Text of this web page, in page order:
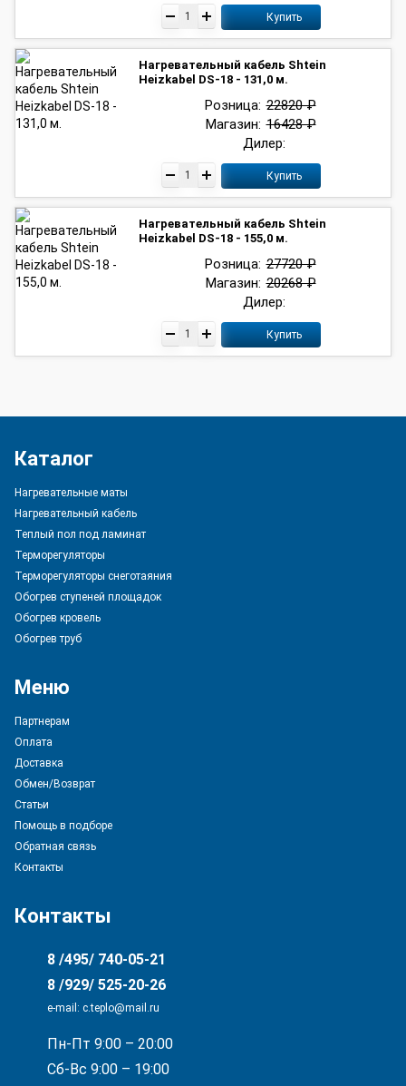
Купить
Нагревательный кабель Shtein
Heizkabel DS-18 - 131,0 м.
Дилер:
Розница: 22820 ₽
Магазин: 16428 ₽
Купить
Нагревательный кабель Shtein
Heizkabel DS-18 - 155,0 м.
Дилер:
Розница: 27720 ₽
Магазин: 20268 ₽
Купить
Каталог
Нагревательные маты
Нагревательный кабель
Теплый пол под ламинат
Терморегуляторы
Терморегуляторы снеготаяния
Обогрев ступеней площадок
Обогрев кровель
Обогрев труб
Меню
Партнерам
Оплата
Доставка
Обмен/Возврат
Статьи
Помощь в подборе
Обратная связь
Контакты
Контакты
8 /495/ 740-05-21
8 /929/ 525-20-26
e-mail: с.teplo@mail.ru
Пн-Пт 9:00 – 20:00
Сб-Вс 9:00 – 19:00